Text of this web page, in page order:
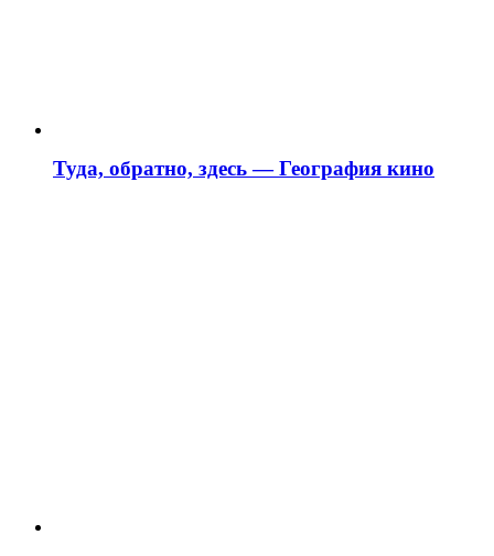
Туда, обратно, здесь — География кино